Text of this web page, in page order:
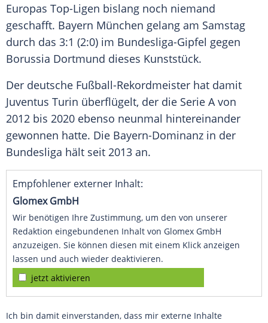
Europas Top-Ligen bislang noch niemand
geschafft. Bayern München gelang am Samstag
durch das 3:1 (2:0) im Bundesliga-Gipfel gegen
Borussia Dortmund dieses Kunststück.
Der deutsche Fußball-Rekordmeister hat damit
Juventus Turin überflügelt, der die Serie Avon
2012 bis 2020 ebenso neunmal hintereinander
gewonnen hatte. Die Bayern-Dominanz in der
Bundesliga hält seit 2013 an.
Empfohlener externer Inhalt:
Glomex GmbH
Wir benötigen Ihre Zustimmung, um den von unserer
Redaktion eingebundenen Inhalt von Glomex GmbH
anzuzeigen. Sie können diesen mit einem Klick anzeigen
lassen und auch wieder deaktivieren.
jetzt aktivieren
Ich bin damit einverstanden, dass mir externe Inhalte